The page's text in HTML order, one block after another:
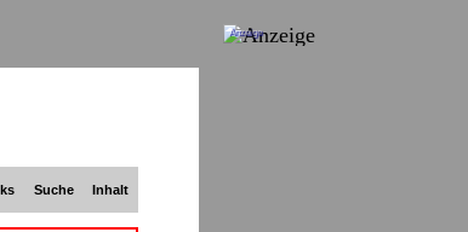
Suche Inhalt
Anzeige